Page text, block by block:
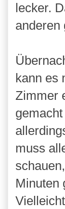
lecker.
anderen
kann es
Zimmer
muss
Minuten